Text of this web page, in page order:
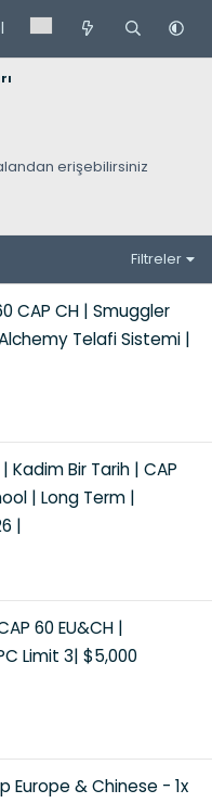
erişebilirsiniz
Filtreler
CAP CH | Smuggler
Telafi Sistemi |
Kadim Bir Tarih | CAP
| Long Term |
|
60 EU&CH |
Limit 3| $5,000
Europe & Chinese - 1x